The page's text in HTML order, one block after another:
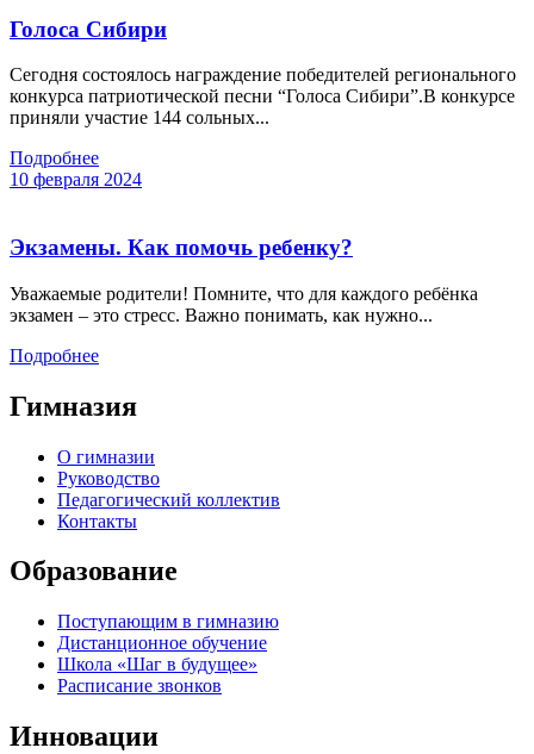
Голоса Сибири
Сегодня состоялось награждение победителей регионального
конкурса патриотической песни “Голоса Сибири”.В конкурсе
приняли участие 144 сольных...
Подробнее
10 февраля 2024
Экзамены. Как помочь ребенку?
Уважаемые родители! Помните, что для каждого ребёнка
экзамен – это стресс. Важно понимать, как нужно...
Подробнее
Гимназия
О гимназии
Руководство
Педагогический коллектив
Контакты
Образование
Поступающим в гимназию
Дистанционное обучение
Школа «Шаг в будущее»
Расписание звонков
Инновации